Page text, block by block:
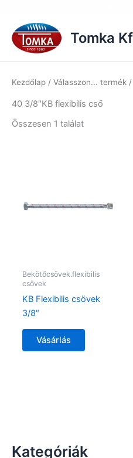
content
Tomka
Kategóriák
Kezdőlap / Válasszon... termék
40 3/8″KB flexibilis cső
Összesen 1 találat
Bekötőcsövek.flexibilis
csövek
KB Flexibilis csövek
3/8″
Vásárlás